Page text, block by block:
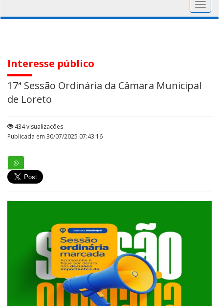
Interesse público
17ª Sessão Ordinária da Câmara Municipal
de Loreto
434 visualizações
Publicada em 30/07/2025 07:43:16